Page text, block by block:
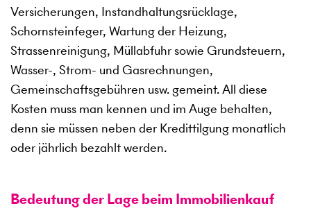
Versicherungen, Instandhaltungsrücklage,
Schornsteinfeger, Wartung der Heizung,
Strassenreinigung, Müllabfuhr sowie Grundsteuern,
Wasser-, Strom- und Gasrechnungen,
Gemeinschaftsgebühren usw. gemeint. All diese
Kosten muss man kennen und im Auge behalten,
denn sie müssen neben der Kredittilgung monatlich
oder jährlich bezahlt werden.
Bedeutung der Lage beim Immobilienkauf